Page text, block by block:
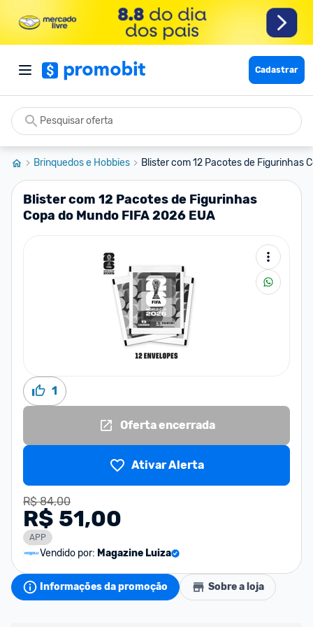
Cadastrar
Brinquedos e Hobbies Blister com 12 Pacotes de Figurinhas
Blister com 12 Pacotes de Figurinhas
Copa do Mundo FIFA 2026 EUA
1
Oferta encerrada
Ativar Alerta
R$ 84,00
R$ 51,00
APP
Vendido por: Magazine Luiza
Informações da promoção Sobre a loja